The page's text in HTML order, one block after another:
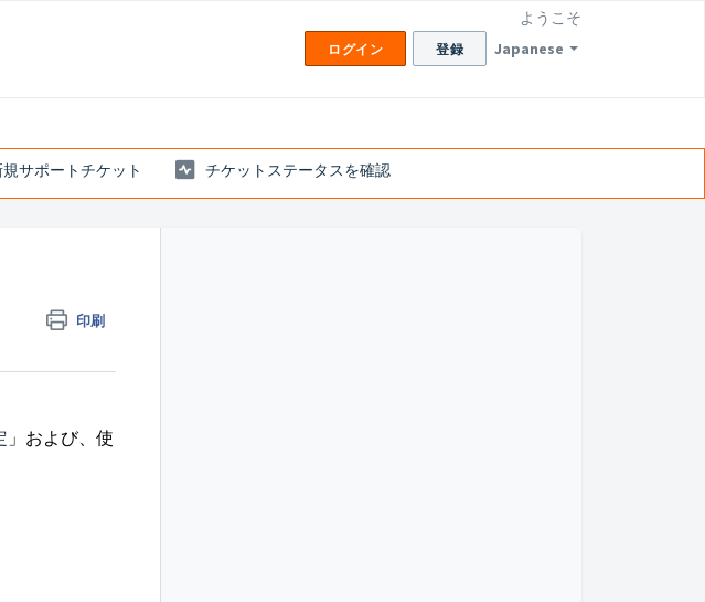
Japanese
ようこそ
ログイン 登録
規サポートチケット チケットステータスを確認
印刷
」および、使